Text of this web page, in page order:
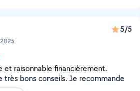
5/5
et raisonnable financièrement.
bons conseils. Je recommande